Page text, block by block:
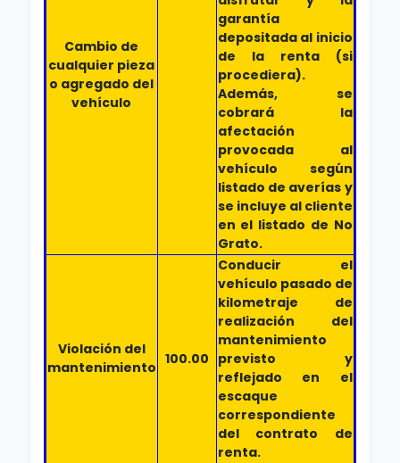
Cambio de
cualquier pieza
o agregado del
vehículo
garantía
depositada al inicio
de la renta (si
procediera).
Además, se
cobrará la
afectación
provocada al
vehículo según
listado de averías y
se incluye al cliente
en el listado de No
Grato.
Violación del
mantenimiento 100.00
Conducir el
vehículo pasado de
kilometraje de
realización del
mantenimiento
previsto y
reflejado en el
escaque
correspondiente
del contrato de
renta.